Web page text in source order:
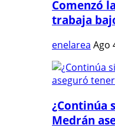
Comenzó
trabaja
enelarea Ago
¿Continúa
Medrán